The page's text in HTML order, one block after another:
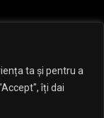
ta și pentru a
îți dai